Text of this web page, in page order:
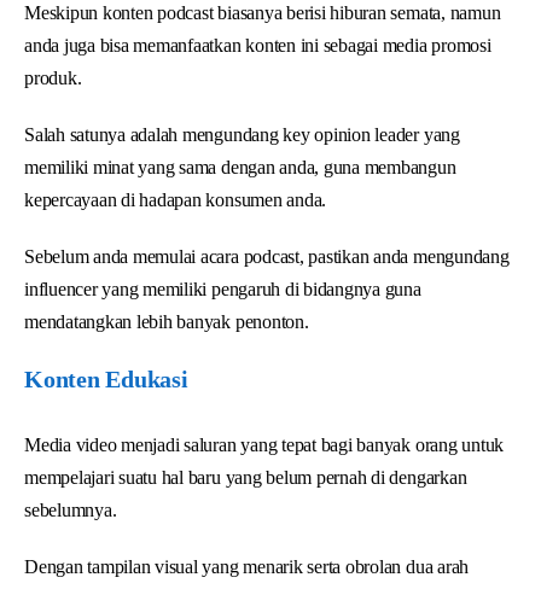
Meskipun konten podcast biasanya berisi hiburan semata, namun
anda juga bisa memanfaatkan konten ini sebagai media promosi
produk.
Salah satunya adalah mengundang key opinion leader yang
memiliki minat yang sama dengan anda, guna membangun
kepercayaan di hadapan konsumen anda.
Sebelum anda memulai acara podcast, pastikan anda mengundang
influencer yang memiliki pengaruh di bidangnya guna
mendatangkan lebih banyak penonton.
Konten Edukasi
Media video menjadi saluran yang tepat bagi banyak orang untuk
mempelajari suatu hal baru yang belum pernah di dengarkan
sebelumnya.
Dengan tampilan visual yang menarik serta obrolan dua arah